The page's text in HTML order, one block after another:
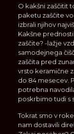
O kakšni zaščitit
paketu zaščite
izbrali njihov
Kakšne
zaščite? -lažje
samodejnega
zaščita pred
vrsto keramične
do 84 mesecev.
potrebna
poskrbimo tudi s
Tokrat smo v
nam dostavili